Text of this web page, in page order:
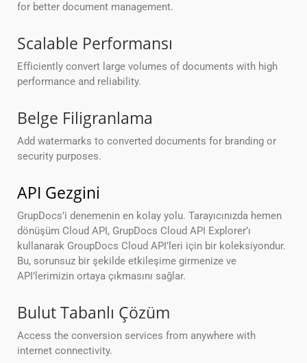
for better document management.
Scalable Performansı
Efficiently convert large volumes of documents with high
performance and reliability.
Belge Filigranlama
Add watermarks to converted documents for branding or
security purposes.
API Gezgini
GrupDocs’i denemenin en kolay yolu. Tarayıcınızda hemen
dönüşüm Cloud API, GrupDocs Cloud API Explorer’ı
kullanarak GroupDocs Cloud API’leri için bir koleksiyondur.
Bu, sorunsuz bir şekilde etkileşime girmenize ve
API’lerimizin ortaya çıkmasını sağlar.
Bulut Tabanlı Çözüm
Access the conversion services from anywhere with
internet connectivity.